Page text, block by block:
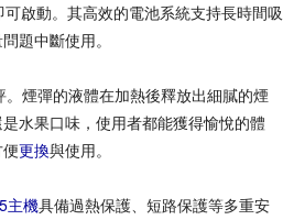
可啟動。其高效的電池系統支持長時間吸
題中斷使用。
煙彈的液體在加熱後釋放出細膩的煙
水果口味，使用者都能獲得愉悅的體
更換與使用。
主機具備過熱保護、短路保護等多重安